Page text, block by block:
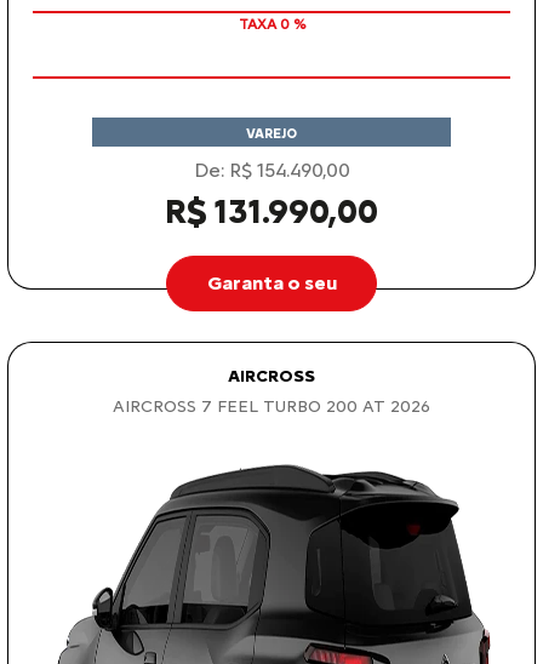
+ BÔNUS DE ATÉ R$ 3.000 NA TROCA DO USADO
VAREJO
De: R$ 154.490,00
R$ 131.990,00
Garanta o seu
AIRCROSS
AIRCROSS 7 FEEL TURBO 200 AT 2026